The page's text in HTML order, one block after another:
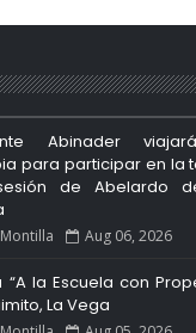
Abinader
para participar en la
de Abelardo
Aug 06, 2026
“A la Escuela con
La Vega